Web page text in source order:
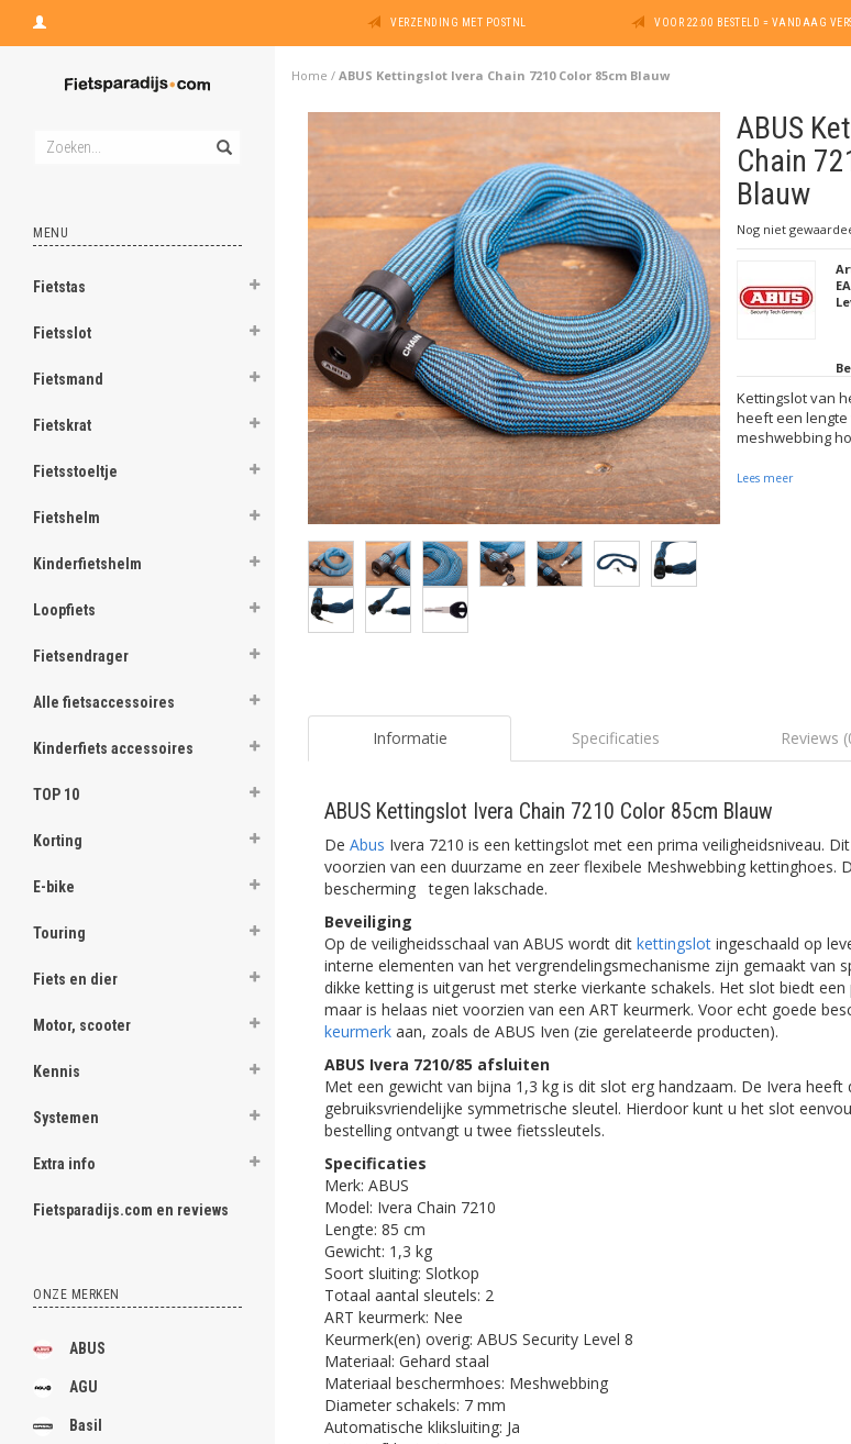
VERZENDING MET POSTNL VOOR 22:00 BESTELD = VANDAAG
MENU
Fietstas
Fietsslot
Fietsmand
Fietskrat
Fietsstoeltje
Fietshelm
Kinderfietshelm
Loopfiets
Fietsendrager
Alle fietsaccessoires
Kinderfiets accessoires
TOP 10
Korting
E-bike
Touring
Fiets en dier
Motor, scooter
Kennis
Systemen
Extra info
Fietsparadijs.com en reviews
ONZE MERKEN
ABUS
AGU
Basil
Home / ABUS Kettingslot Ivera Chain 7210 Color 85cm Blauw
ABUS
Chain
Blauw
Nog niet
Kettingslot van
heeft een lengte
meshwebbing
Lees meer
Informatie Specificaties Reviews
ABUS Kettingslot Ivera Chain 7210 Color 85cm Blauw
De Abus Ivera 7210 is een kettingslot met een prima veiligheidsniveau.
voorzien van een duurzame en zeer flexibele Meshwebbing kettinghoes.
bescherming tegen lakschade.
Beveiliging
Op de veiligheidsschaal van ABUS wordt dit kettingslot ingeschaald op
interne elementen van het vergrendelingsmechanisme zijn gemaakt van
dikke ketting is uitgerust met sterke vierkante schakels. Het slot biedt
maar is helaas niet voorzien van een ART keurmerk. Voor echt goede
keurmerk aan, zoals de ABUS Iven (zie gerelateerde producten).
ABUS Ivera 7210/85 afsluiten
Met een gewicht van bijna 1,3 kg is dit slot erg handzaam. De Ivera
gebruiksvriendelijke symmetrische sleutel. Hierdoor kunt u het slot
bestelling ontvangt u twee fietssleutels.
Specificaties
Merk: ABUS
Model: Ivera Chain 7210
Lengte: 85 cm
Gewicht: 1,3 kg
Soort sluiting: Slotkop
Totaal aantal sleutels: 2
ART keurmerk: Nee
Keurmerk(en) overig: ABUS Security Level 8
Materiaal: Gehard staal
Materiaal beschermhoes: Meshwebbing
Diameter schakels: 7 mm
Automatische kliksluiting: Ja